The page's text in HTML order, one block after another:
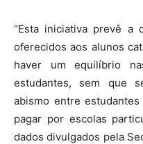
“Esta iniciativa prevê a
oferecidos aos alunos
haver um equilíbrio
estudantes, sem que
abismo entre
pagar por escolas
dados divulgados pela